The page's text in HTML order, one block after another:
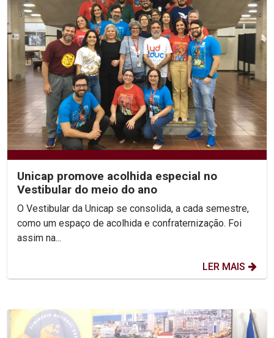
Unicap promove acolhida especial no
Vestibular do meio do ano
O Vestibular da Unicap se consolida, a cada semestre,
como um espaço de acolhida e confraternização. Foi
assim na...
LER MAIS